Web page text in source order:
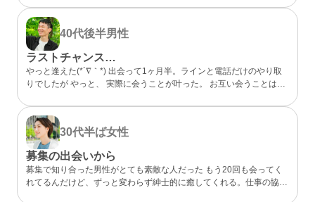
もお互い良い出会いを探したいですね
40代後半男性
ラストチャンス…
やっと逢えた(*´∇｀*) 出会って1ヶ月半。ラインと電話だけのやり取
りでしたが やっと、 実際に会うことが叶った。 お互い会うことは諦
の可愛い、 メガネの似合う、 タイプの方でした。 ホント、大切にし
たいと思った。 また会う約束もできた。 こんな僕と… ありがとう(*
´∇｀*)
30代半ば女性
募集の出会いから
募集で知り合った男性がとても素敵な人だった もう20回も会ってく
れてるんだけど、ずっと変わらず紳士的に癒してくれる。仕事の協力